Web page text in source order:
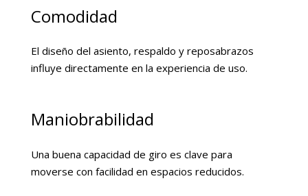
Comodidad
El diseño del asiento, respaldo y reposabrazos
influye directamente en la experiencia de uso.
Maniobrabilidad
Una buena capacidad de giro es clave para
moverse con facilidad en espacios reducidos.